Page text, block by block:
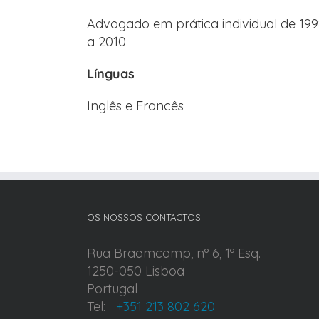
Advogado em prática individual de
a 2010
Línguas
Inglês e Francês
OS NOSSOS CONTACTOS
Rua Braamcamp, nº 6, 1º Esq.
1250-050 Lisboa
Portugal
Tel:
+351 213 802 620